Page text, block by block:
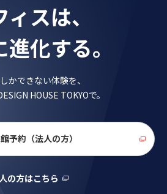
スは、
化する。
かできない体験を、
HOUSE TOKYOで。
予約（法人の方）
の方はこちら